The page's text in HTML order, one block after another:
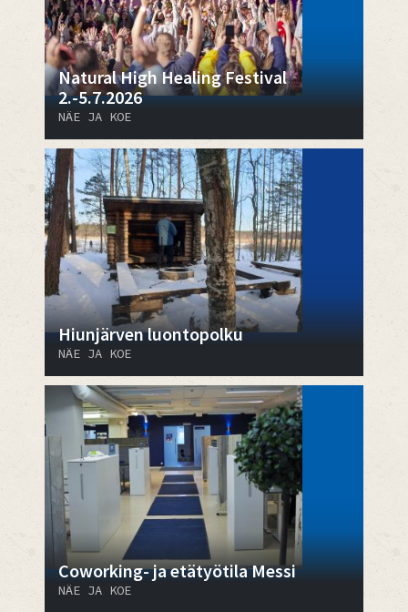
Natural High Healing Festival
2.-5.7.2026
NÄE JA KOE
Hiunjärven luontopolku
NÄE JA KOE
Coworking- ja etätyötila Messi
NÄE JA KOE